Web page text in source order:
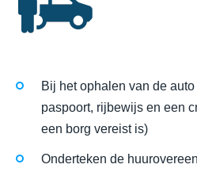
Bij het ophalen van de
paspoort, rijbewijs en een
een borg vereist is)
Onderteken de